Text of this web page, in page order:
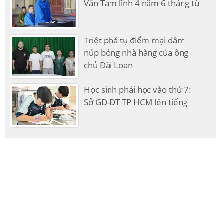
Văn Tam lĩnh 4 năm 6 tháng tù
Triệt phá tụ điểm mại dâm
núp bóng nhà hàng của ông
chủ Đài Loan
Học sinh phải học vào thứ 7:
Sở GD-ĐT TP HCM lên tiếng